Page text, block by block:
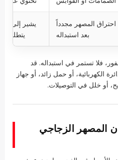
احتراق المصهر مجدداً
بعد استبداله
يشير إلى
يتطلب
فلا تستمر في استبداله. قد
الكهربائية، أو حمل زائد، أو جهاز
أو خلل في التوصيلات.
المصهر الزجاجي